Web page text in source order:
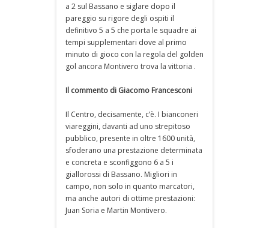
a 2 sul Bassano e siglare dopo il
pareggio su rigore degli ospiti il
definitivo 5 a 5 che porta le squadre ai
tempi supplementari dove al primo
minuto di gioco con la regola del golden
gol ancora Montivero trova la vittoria .
Il commento di Giacomo Francesconi
Il Centro, decisamente, c’è. I bianconeri
viareggini, davanti ad uno strepitoso
pubblico, presente in oltre 1600 unità,
sfoderano una prestazione determinata
e concreta e sconfiggono 6 a 5 i
giallorossi di Bassano. Migliori in
campo, non solo in quanto marcatori,
ma anche autori di ottime prestazioni:
Juan Soria e Martin Montivero.